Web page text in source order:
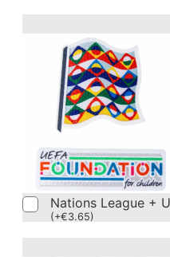
Nations League +
(+€3.65)